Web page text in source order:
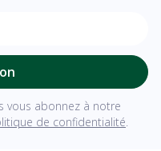
vous abonnez à notre
de confidentialité